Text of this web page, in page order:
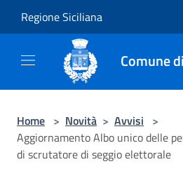
Regione Siciliana
Comune
Home > Novità > Avvisi >
Aggiornamento Albo unico delle
di scrutatore di seggio elettorale